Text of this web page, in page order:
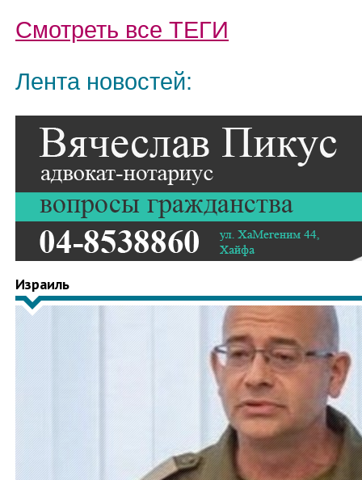
Смотреть все ТЕГИ
Лента новостей:
Израиль